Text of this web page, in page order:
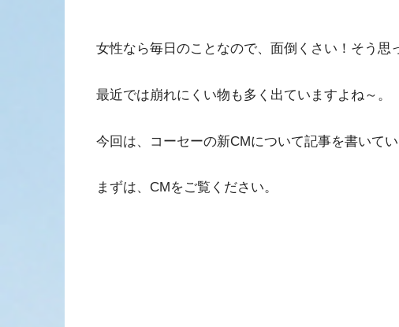
女性なら毎日のことなので、面倒くさい！そう思
最近では崩れにくい物も多く出ていますよね～。
今回は、コーセーの新CMについて記事を書いてい
まずは、CMをご覧ください。